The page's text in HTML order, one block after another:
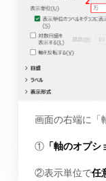
画面の右端に「
①「軸のオプシ
②表示単位で任